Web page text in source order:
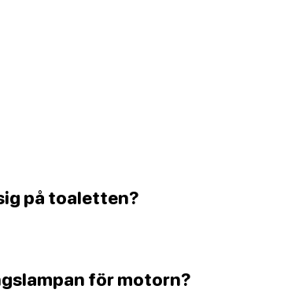
på toaletten?
för motorn?